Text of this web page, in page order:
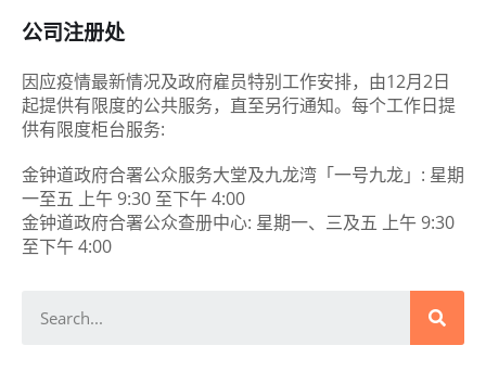
公司注册处
因应疫情最新情况及政府雇员特别工作安排，由12月2日
起提供有限度的公共服务，直至另行通知。每个工作日提
供有限度柜台服务:
金钟道政府合署公众服务大堂及九龙湾「一号九龙」: 星期
一至五 上午 9:30 至下午 4:00
金钟道政府合署公众查册中心: 星期一、三及五 上午 9:30
至下午 4:00